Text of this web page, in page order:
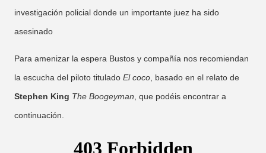
investigación policial donde un importante juez ha sido
asesinado
Para amenizar la espera Bustos y compañía nos recomiendan
la escucha del piloto titulado El coco , basado en el relato de
Stephen King The Boogeyman , que podéis encontrar a
continuación.